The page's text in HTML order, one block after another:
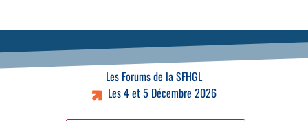
Les Forums de la SFHGL
Les 4 et 5 Décembre 2026